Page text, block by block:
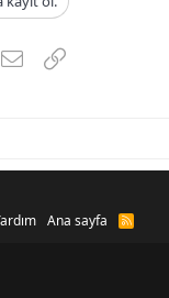
E-postaLink
Ana sayfa
R
S